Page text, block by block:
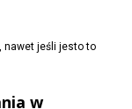
nawet jeśli jesto to
w